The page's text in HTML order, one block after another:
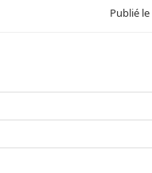
Publié le